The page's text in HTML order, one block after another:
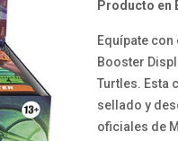
Producto en
Equípate
Booster
Turtles. Esta
sellado y
oficiales de